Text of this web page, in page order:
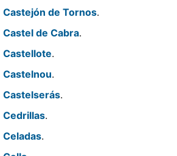
Castejón de Tornos.
Castel de Cabra.
Castellote.
Castelnou.
Castelserás.
Cedrillas.
Celadas.